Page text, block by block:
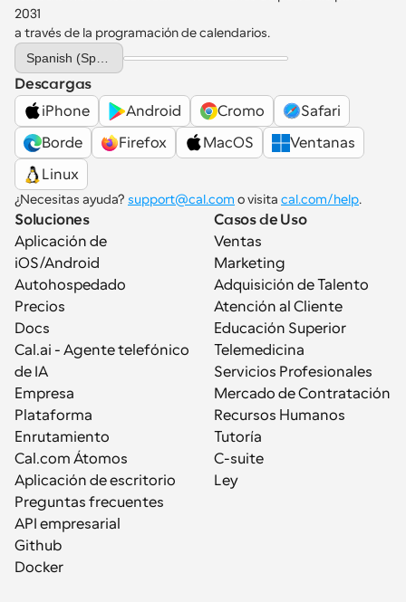
2031
a través de la programación de calendarios.
Select Language
Descargas
iPhone
Android Cromo
Safari
Borde
Firefox MacOS
Ventanas
Linux
¿Necesitas ayuda? support@cal.com o visita cal.com/help.
Soluciones
Aplicación de
iOS/Android
Autohospedado
Precios
Docs
Cal.ai - Agente telefónico
de IA
Empresa
Plataforma
Enrutamiento
Cal.com Átomos
Aplicación de escritorio
Preguntas frecuentes
API empresarial
Github
Docker
Casos de Uso
Ventas
Marketing
Adquisición de Talento
Atención al Cliente
Educación Superior
Telemedicina
Servicios Profesionales
Mercado de Contratación
Recursos Humanos
Tutoría
C-suite
Ley